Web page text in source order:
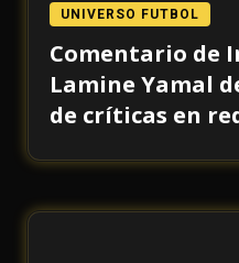
UNIVERSO FUTBOL
Comentario de
Lamine Yamal
de críticas en